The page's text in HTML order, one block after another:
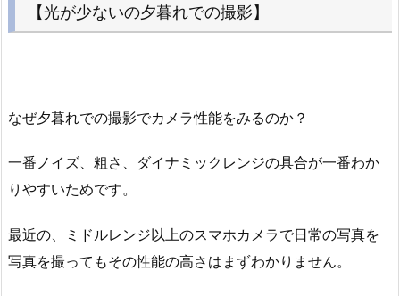
【光が少ないの夕暮れでの撮影】
なぜ夕暮れでの撮影でカメラ性能をみるのか？
一番ノイズ、粗さ、ダイナミックレンジの具合が一番わか
りやすいためです。
最近の、ミドルレンジ以上のスマホカメラで日常の写真を
写真を撮ってもその性能の高さはまずわかりません。